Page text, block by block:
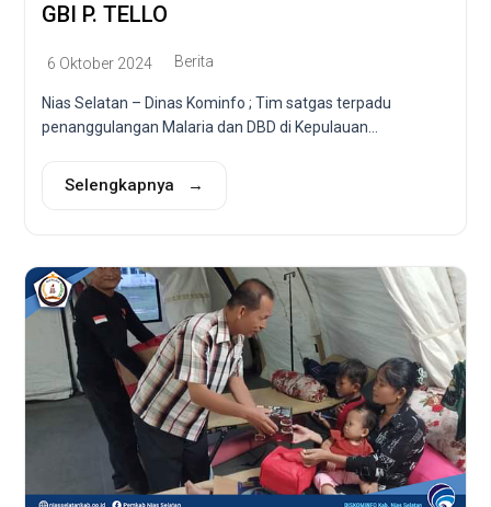
GBI P. TELLO
6 Oktober 2024 Berita
Nias Selatan – Dinas Kominfo ; Tim satgas terpadu
penanggulangan Malaria dan DBD di Kepulauan...
Selengkapnya →